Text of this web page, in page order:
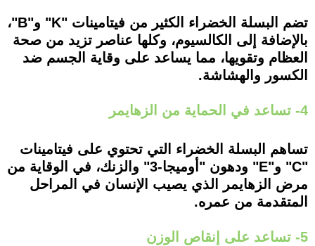
تضم البسلة الخضراء الكثير من فيتامينات "K" و"B"،
بالإضافة إلى الكالسيوم، وكلها عناصر تزيد من صحة
العظام وتقويها، مما يساعد على وقاية الجسم ضد
الكسور والهشاشة.
4- تساعد في الحماية من الزهايمر
تساهم البسلة الخضراء التي تحتوي على فيتامينات
"C" و"E" ودهون "أوميجا-3" والزنك، في الوقاية من
مرض الزهايمر الذي يصيب الإنسان في المراحل
المتقدمة من عمره.
5- تساعد على إنقاص الوزن